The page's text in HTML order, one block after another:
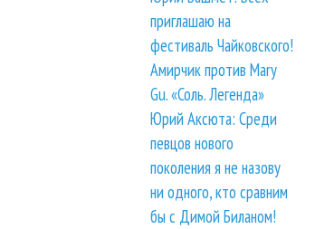
приглашаю на
фестиваль Чайковского!
Амирчик против Mary
Gu. «Соль. Легенда»
Юрий Аксюта: Среди
певцов нового
поколения я не назову
ни одного, кто сравним
бы с Димой Биланом!